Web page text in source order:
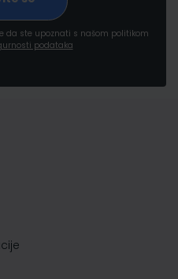
da ste upoznati s našom politikom
podataka